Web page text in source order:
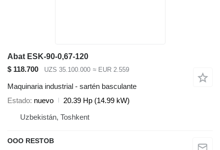
Abat ESK-90-0,67-120
$ 118.700
UZS 35.100.000 ≈ EUR 2.559
Maquinaria industrial - sartén basculante
Estado nuevo
20.39 Hp (14.99 kW)
Uzbekistán, Toshkent
OOO RESTOB